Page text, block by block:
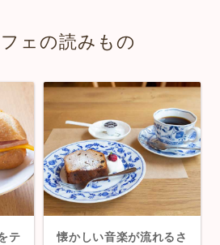
ェの読みもの
テ
懐かしい音楽が流れるさ